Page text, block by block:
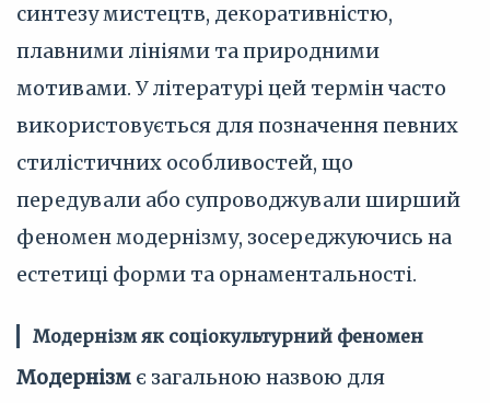
синтезу мистецтв, декоративністю,
плавними лініями та природними
мотивами. У літературі цей термін часто
використовується для позначення певних
стилістичних особливостей, що
передували або супроводжували ширший
феномен модернізму, зосереджуючись на
естетиці форми та орнаментальності.
Модернізм як соціокультурний феномен
Модернізм є загальною назвою для